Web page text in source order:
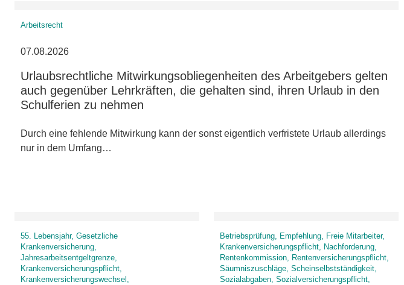
Arbeitsrecht
07.08.2026
Urlaubsrechtliche Mitwirkungsobliegenheiten des Arbeitgebers gelten
auch gegenüber Lehrkräften, die gehalten sind, ihren Urlaub in den
Schulferien zu nehmen
Durch eine fehlende Mitwirkung kann der sonst eigentlich verfristete Urlaub allerdings
nur in dem Umfang…
55. Lebensjahr, Gesetzliche
Krankenversicherung,
Jahresarbeitsentgeltgrenze,
Krankenversicherungspflicht,
Krankenversicherungswechsel,
Betriebsprüfung, Empfehlung, Freie Mitarbeiter,
Krankenversicherungspflicht, Nachforderung,
Rentenkommission, Rentenversicherungspflicht,
Säumniszuschläge, Scheinselbstständigkeit,
Sozialabgaben, Sozialversicherungspflicht,